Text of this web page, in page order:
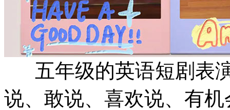
五年级的英语短剧表
说、敢说、喜欢说、有